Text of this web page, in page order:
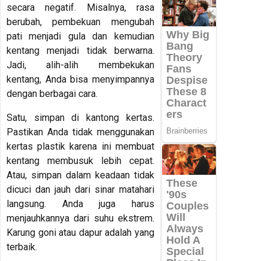
secara negatif. Misalnya, rasa
berubah, pembekuan mengubah
pati menjadi gula dan kemudian
kentang menjadi tidak berwarna.
Jadi, alih-alih membekukan
kentang, Anda bisa menyimpannya
dengan berbagai cara.
Satu, simpan di kantong kertas.
Pastikan Anda tidak menggunakan
kertas plastik karena ini membuat
kentang membusuk lebih cepat.
Atau, simpan dalam keadaan tidak
dicuci dan jauh dari sinar matahari
langsung. Anda juga harus
menjauhkannya dari suhu ekstrem.
Karung goni atau dapur adalah yang
terbaik.